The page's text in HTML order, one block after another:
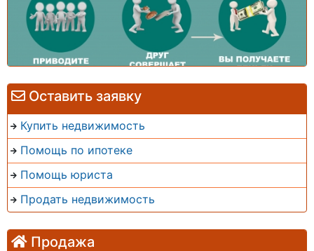
Оставить заявку
Купить недвижимость
Помощь по ипотеке
Помощь юриста
Продать недвижимость
Продажа